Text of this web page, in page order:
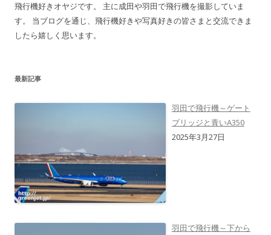
飛行機好きオヤジです。 主に成田や羽田で飛行機を撮影していま
す。 当ブログを通じ、飛行機好きや写真好きの皆さまと交流できま
したら嬉しく思います。
最新記事
羽田で飛行機～ゲート
ブリッジと青いA350
2025年3月27日
羽田で飛行機～下から